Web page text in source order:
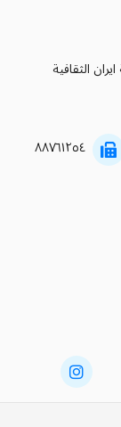
الثقافية
۸۸۷٦۱۲٥٤